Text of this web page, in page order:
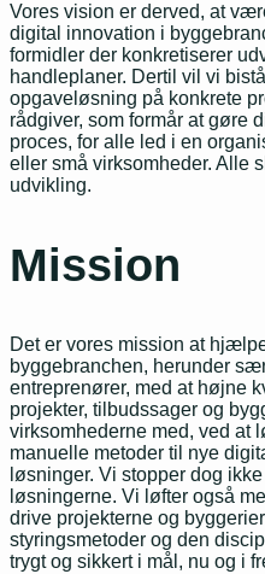
Vores vision er derved, at
digital innovation i
formidler der konkretiserer
handleplaner. Dertil vil vi
opgaveløsning på konkrete
rådgiver, som formår at gøre
proces, for alle led i en
eller små virksomheder. Alle
udvikling.
Mission
Det er vores mission at
byggebranchen, herunder
entreprenører, med at højne
projekter, tilbudssager og
virksomhederne med, ved at
manuelle metoder til nye
løsninger. Vi stopper dog
løsningerne. Vi løfter også
drive projekterne og
styringsmetoder og den
trygt og sikkert i mål, nu og i